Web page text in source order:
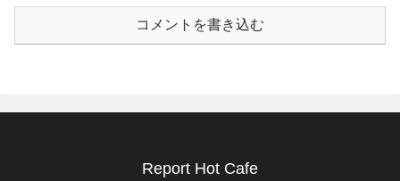
コメントを書き込む
Report Hot Cafe